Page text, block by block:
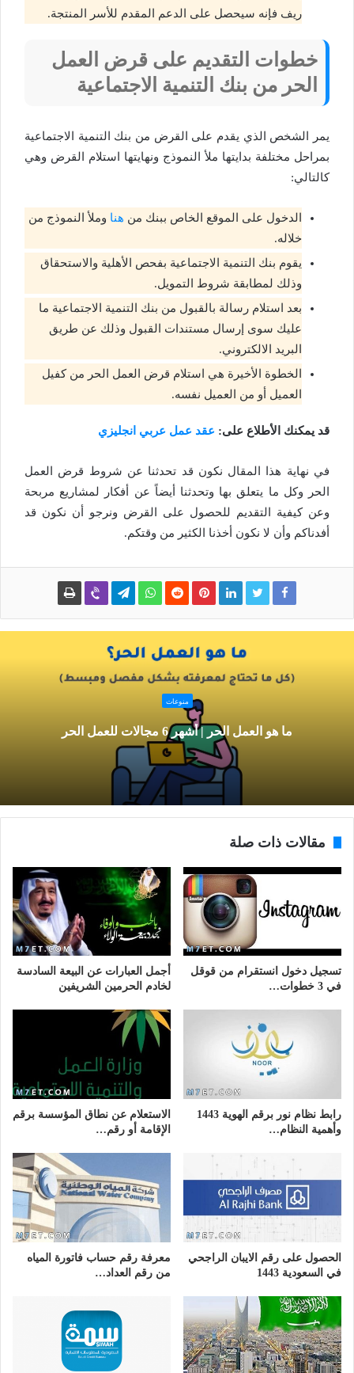
ريف فإنه سيحصل على الدعم المقدم للأسر المنتجة.
خطوات التقديم على قرض العمل
الحر من بنك التنمية الاجتماعية
يمر الشخص الذي يقدم على القرض من بنك التنمية الاجتماعية
بمراحل مختلفة بدايتها ملأ النموذج ونهايتها استلام القرض وهي
كالتالي:
الدخول على الموقع الخاص ببنك من هنا وملأ النموذج من
خلاله.
يقوم بنك التنمية الاجتماعية بفحص الأهلية والاستحقاق
وذلك لمطابقة شروط التمويل.
بعد استلام رسالة بالقبول من بنك التنمية الاجتماعية ما
عليك سوى إرسال مستندات القبول وذلك عن طريق
البريد الالكتروني.
الخطوة الأخيرة هي استلام قرض العمل الحر من كفيل
العميل أو من العميل نفسه.
قد يمكنك الأطلاع على: عقد عمل عربي انجليزي
في نهاية هذا المقال نكون قد تحدثنا عن شروط قرض العمل
الحر وكل ما يتعلق بها وتحدثنا أيضاً عن أفكار لمشاريع مربحة
وعن كيفية التقديم للحصول على القرض ونرجو أن نكون قد
أفدناكم وأن لا نكون أخذنا الكثير من وقتكم.
منوعات
ما هو العمل الحر | أشهر 6 مجالات للعمل الحر
مقالات ذات صلة
تسجيل دخول انستقرام من قوقل
في 3 خطوات…
أجمل العبارات عن البيعة السادسة
لخادم الحرمين الشريفين
رابط نظام نور برقم الهوية 1443
وأهمية النظام…
الاستعلام عن نطاق المؤسسة برقم
الإقامة أو رقم…
الحصول على رقم الايبان الراجحي
في السعودية 1443
معرفة رقم حساب فاتورة المياه
من رقم العداد…